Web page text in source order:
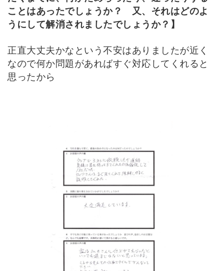
ことはあったでしょうか？ 又、それはどのよ
うにして解消されましたでしょうか？】
正直大丈夫かなという不安はありましたが近く
なので何か問題があればすぐ対応してくれると
思ったから